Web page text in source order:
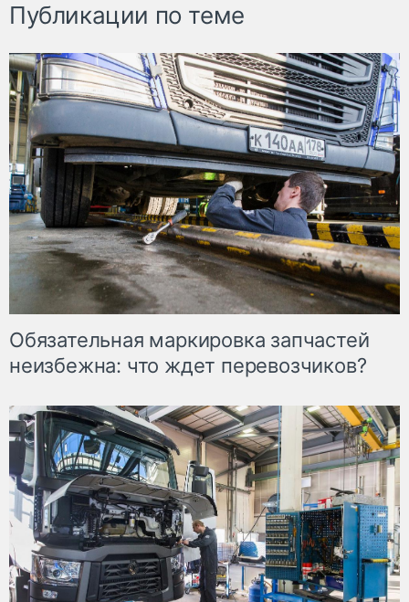
Публикации по теме
Обязательная маркировка запчастей
неизбежна: что ждет перевозчиков?